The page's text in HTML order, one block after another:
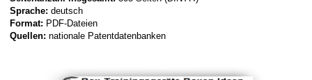
Sprache: deutsch
Format: PDF-Dateien
Quellen: nationale Patentdatenbanken